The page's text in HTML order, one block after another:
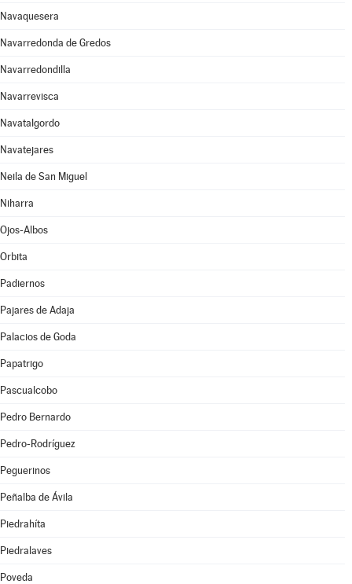
Navaquesera
Navarredonda de Gredos
Navarredondilla
Navarrevisca
Navatalgordo
Navatejares
Neila de San Miguel
Niharra
Ojos-Albos
Orbita
Padiernos
Pajares de Adaja
Palacios de Goda
Papatrigo
Pascualcobo
Pedro Bernardo
Pedro-Rodríguez
Peguerinos
Peñalba de Ávila
Piedrahíta
Piedralaves
Poveda